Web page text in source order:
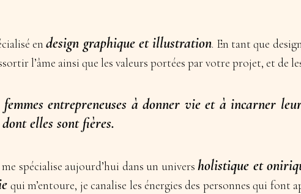
endesign graphique et illustration. En tant que
l’âme ainsi que les valeurs portées par votre projet, et de
entrepreneuses à donner vie et à incarner
elles sont fières.
me spécialise aujourd’hui dans un universholistique et
qui m’entoure, je canalise les énergies des personnes qui font